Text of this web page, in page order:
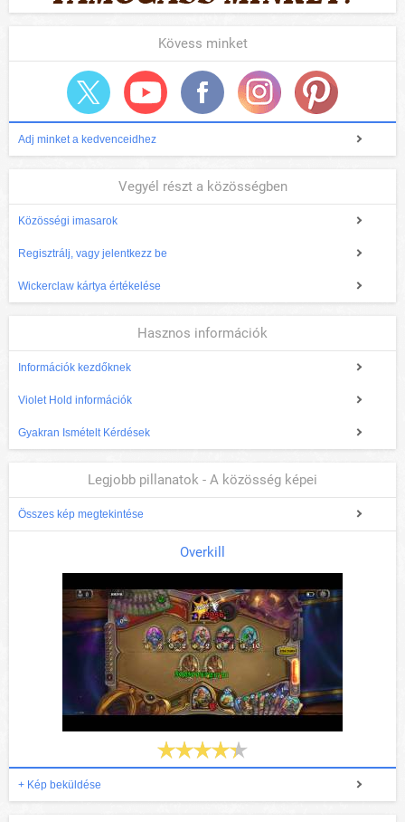
Kövess minket
Adj minket a kedvenceidhez
Vegyél részt a közösségben
Közösségi imasarok
Regisztrálj, vagy jelentkezz be
Wickerclaw kártya értékelése
Hasznos információk
Információk kezdőknek
Violet Hold információk
Gyakran Ismételt Kérdések
Legjobb pillanatok - A közösség képei
Összes kép megtekintése
Overkill
+ Kép beküldése